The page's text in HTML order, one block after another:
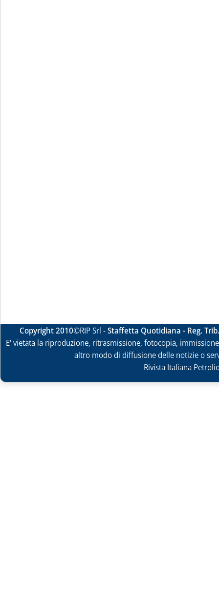
Copyright 2010©RIP Srl -Staffetta Quotidiana - Reg.
E' vietata la riproduzione, ritrasmissione, fotocopia,
altro modo di diffusione delle notizie o
Rivista Italiana